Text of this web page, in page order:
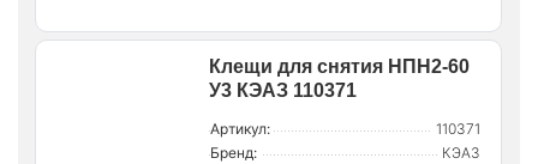
Клещи для снятия НПН2-60
У3 КЭАЗ 110371
Артикул:
110371
Бренд:
КЭАЗ